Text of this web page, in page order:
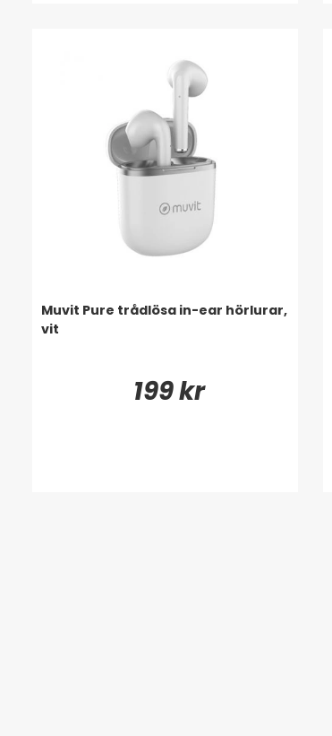
Muvit Pure trådlösa in-ear hörlurar,
vit
199 kr